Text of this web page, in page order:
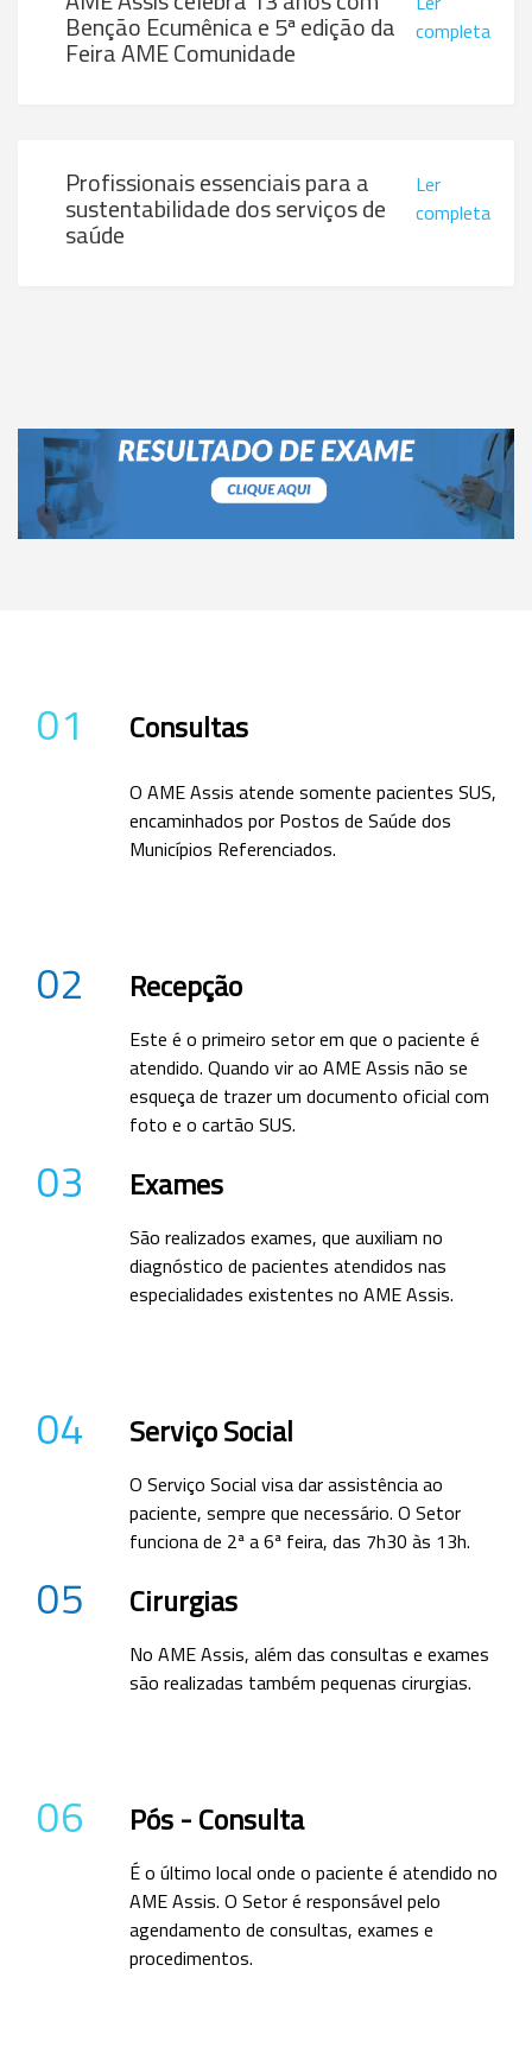
Benção Ecumênica e 5ª edição da
Feira AME Comunidade
completa
Profissionais essenciais para a
sustentabilidade dos serviços de
saúde
Ler
completa
01 Consultas
O AME Assis atende somente pacientes SUS,
encaminhados por Postos de Saúde dos
Municípios Referenciados.
02 Recepção
Este é o primeiro setor em que o paciente é
atendido. Quando vir ao AME Assis não se
esqueça de trazer um documento oficial com
foto e o cartão SUS.
03 Exames
São realizados exames, que auxiliam no
diagnóstico de pacientes atendidos nas
especialidades existentes no AME Assis.
04 Serviço Social
O Serviço Social visa dar assistência ao
paciente, sempre que necessário. O Setor
funciona de 2ª a 6ª feira, das 7h30 às 13h.
05 Cirurgias
No AME Assis, além das consultas e exames
são realizadas também pequenas cirurgias.
06 Pós - Consulta
É o último local onde o paciente é atendido no
AME Assis. O Setor é responsável pelo
agendamento de consultas, exames e
procedimentos.